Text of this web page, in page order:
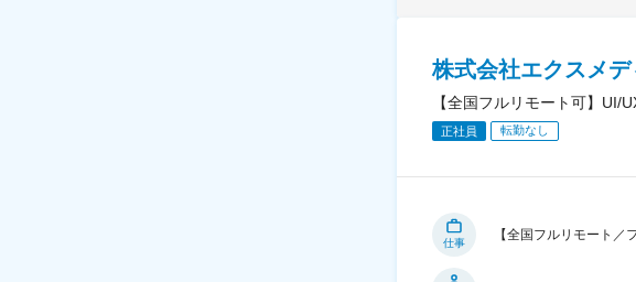
株式会社エクスメデ
【全国フルリモート可】
正社員 転勤なし
仕事
【全国フルリモート